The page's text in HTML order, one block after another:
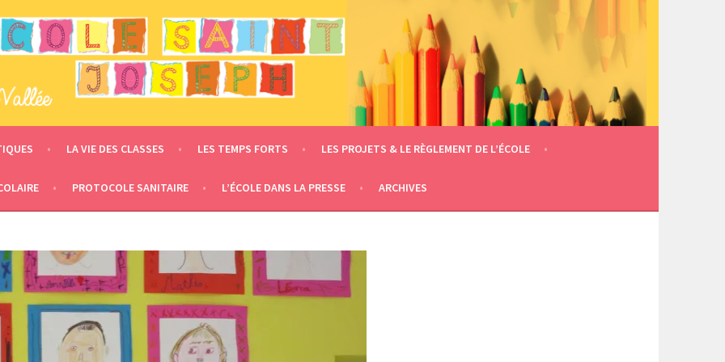
LE MESNIL EN VALLÉE
LA VIE DES CLASSES LES TEMPS FORTS LES PROJETS & LE RÈGLEMENT DE L’ÉCOLE
PROTOCOLE SANITAIRE L’ÉCOLE DANS LA PRESSE ARCHIVES